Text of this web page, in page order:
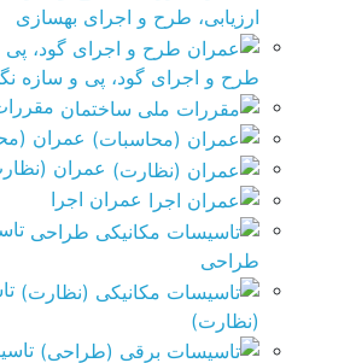
ارزیابی، طرح و اجرای بهسازی
طرح و اجرای گود، پی و سازه
مقررات
عمران
عمران
عمران اجرا
طراحی
(نظارت)